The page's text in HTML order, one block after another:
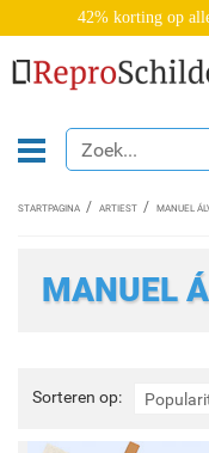
42% korting op
STARTPAGINA ARTIEST MANUEL
MANUEL
Sorteren op:
Sorteren
op: